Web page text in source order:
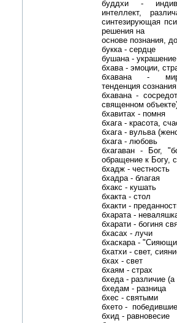
буддхи -
интеллект,
синтезирующая
решения на
основе познания,
букка - сердце
бушана - украшение
бхава - эмоции,
бхавана -
тенденция
бхавана -
священном
бхавитах - помня
бхага - красота,
бхага - вульва
бхага - любовь
бхагаван - Бог,
обращение к Богу,
бхадж - честность
бхадра - благая
бхакс - кушать
бхакта - стол
бхакти -
бхарата -
бхарати - богиня
бхасах - лучи
бхаскара -
бхатхи - свет,
бхах - свет
бхаям - страх
бхеда - различие (а
бхедам - разница
бхеc - святыми
бхето - победившие
бхид - равновесие